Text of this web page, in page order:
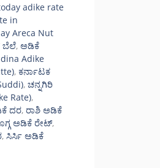
adike rate
in
Areca Nut
ಬೆಲೆ, ಅಡಿಕೆ
Adike
, ಕರ್ನಾಟಕ
, ಚನ್ನಗಿರಿ
Rate),
ದರ, ರಾಶಿ ಅಡಿಕೆ
ಅಡಿಕೆ ರೇಟ್,
, ಸಿರ್ಸಿ ಅಡಿಕೆ